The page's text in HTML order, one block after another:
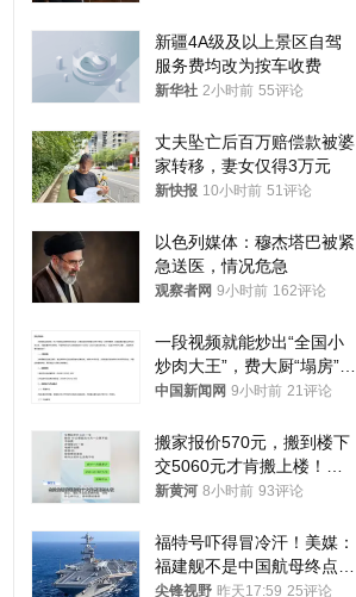
新疆4A级及以上景区自驾
服务费均改为按车收费
新华社 2小时前 55评论
丈夫坠亡后百万赔偿款被婆
家转移，妻女仅得3万元
新快报 10小时前 51评论
以色列媒体：穆杰塔巴被紧
急送医，情况危急
观察者网 9小时前 162评论
一段视频就能炒出“全国小
炒肉大王”，费大厨“塌房”了
吗？
中国新闻网 9小时前 21评论
搬家报价570元，搬到楼下
交5060元才肯搬上楼！女
子傻眼了……
新黄河 8小时前 93评论
福特号吓得冒冷汗！美媒：
福建舰不是中国航母终点，
而是新起点！
尖锋视野 昨天17:59 25评论